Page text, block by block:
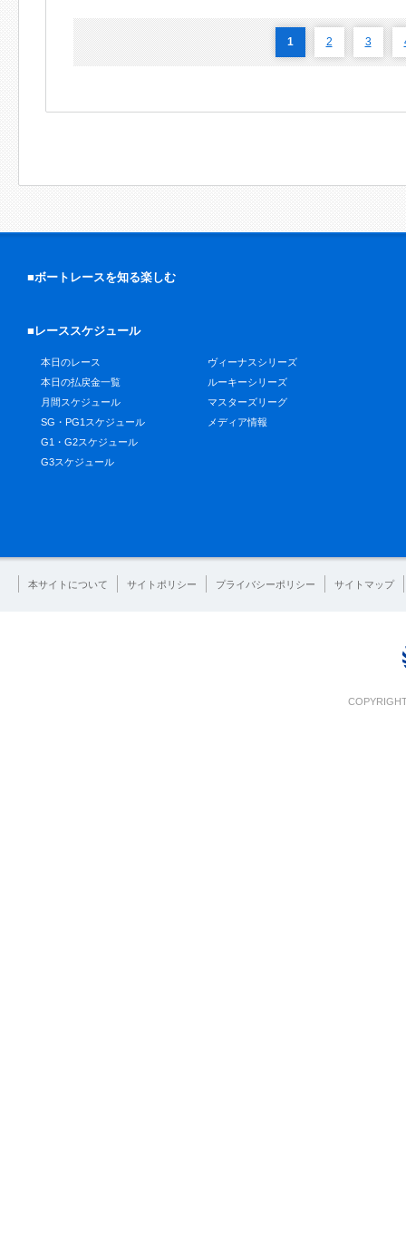
1 2 3
■ボートレースを知る楽しむ
■レーススケジュール
本日のレース
本日の払戻金一覧
月間スケジュール
SG・PG1スケジュール
G1・G2スケジュール
G3スケジュール
ヴィーナスシリーズ
ルーキーシリーズ
マスターズリーグ
メディア情報
本サイトについて サイトポリシー プライバシーポリシー サイトマップ